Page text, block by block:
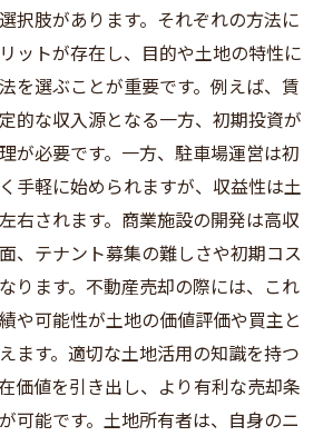
択肢があります。それぞれの方法に
ットが存在し、目的や土地の特性に
を選ぶことが重要です。例えば、賃
的な収入源となる一方、初期投資が
が必要です。一方、駐車場運営は初
手軽に始められますが、収益性は土
右されます。商業施設の開発は高収
、テナント募集の難しさや初期コス
ります。不動産売却の際には、これ
や可能性が土地の価値評価や買主と
ます。適切な土地活用の知識を持つ
価値を引き出し、より有利な売却条
可能です。土地所有者は、自身のニ